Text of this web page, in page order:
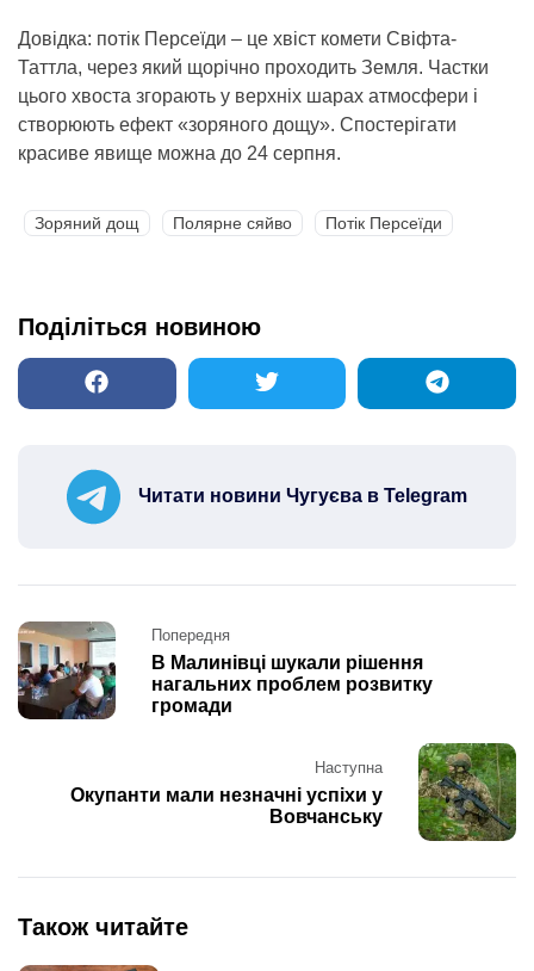
Довідка: потік Персеїди – це хвіст комети Свіфта-
Таттла, через який щорічно проходить Земля. Частки
цього хвоста згорають у верхніх шарах атмосфери і
створюють ефект «зоряного дощу». Спостерігати
красиве явище можна до 24 серпня.
Зоряний дощ Полярне сяйво Потік Персеїди
Поділіться новиною
Читати новини Чугуєва в Telegram
Post
navigation
Попередня
В Малинівці шукали рішення
нагальних проблем розвитку
громади
Наступна
Окупанти мали незначні успіхи у
Вовчанську
Також читайте